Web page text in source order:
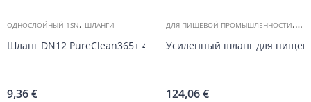
ОДНОСЛОЙНЫЙ 1SN, ШЛАНГИ
Шланг DN12 PureClean365+ 40, желтый 100bar
9,36€
ДЛЯ ПИЩЕВОЙ ПРОМЫШЛЕННОСТИ,
Усиленный шланг для
124,06€